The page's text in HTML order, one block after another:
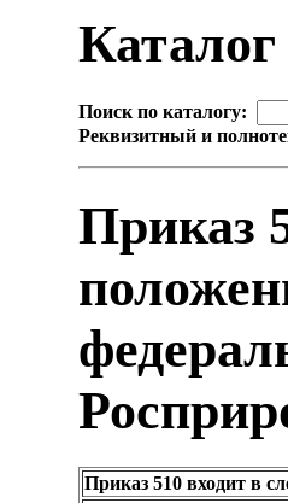
Поиск по каталогу:
Реквизитный и
Приказ
Приказ 510 входит в